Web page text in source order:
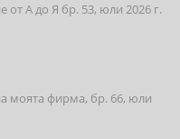
от А до Я бр. 53, юли 2026 г.
моята фирма, бр. 66, юли